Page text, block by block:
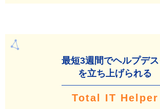
最短3週間でヘルプデ
を立ち上げられる
Total IT Helper